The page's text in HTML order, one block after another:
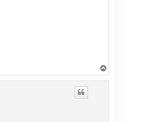
a